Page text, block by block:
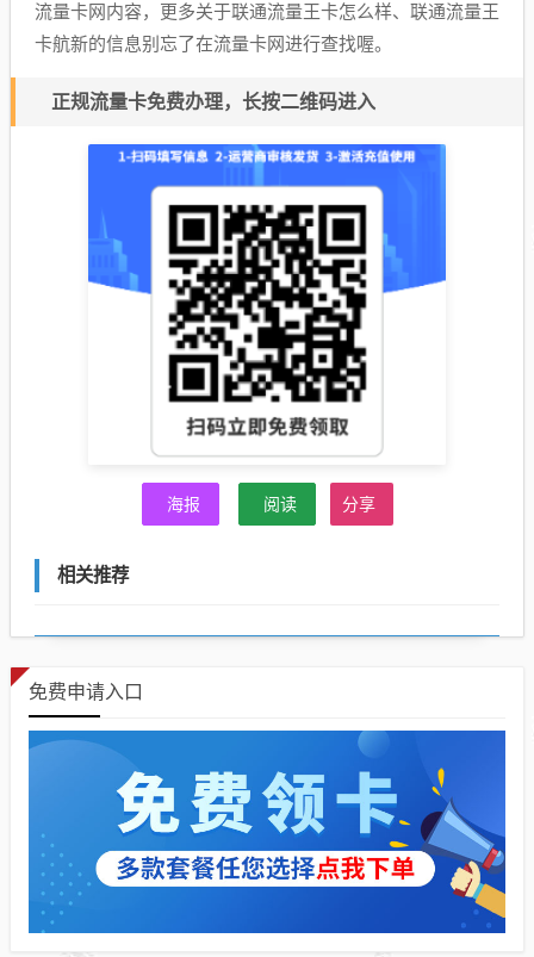
流量卡网内容，更多关于联通流量王卡怎么样、联通流量王
卡航新的信息别忘了在流量卡网进行查找喔。
正规流量卡免费办理，长按二维码进入
海报 阅读 分享
相关推荐
免费申请入口